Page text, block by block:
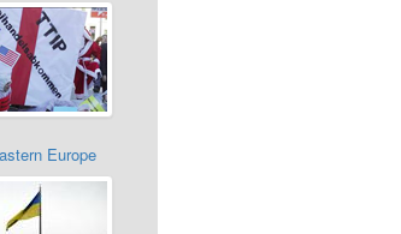
Europe